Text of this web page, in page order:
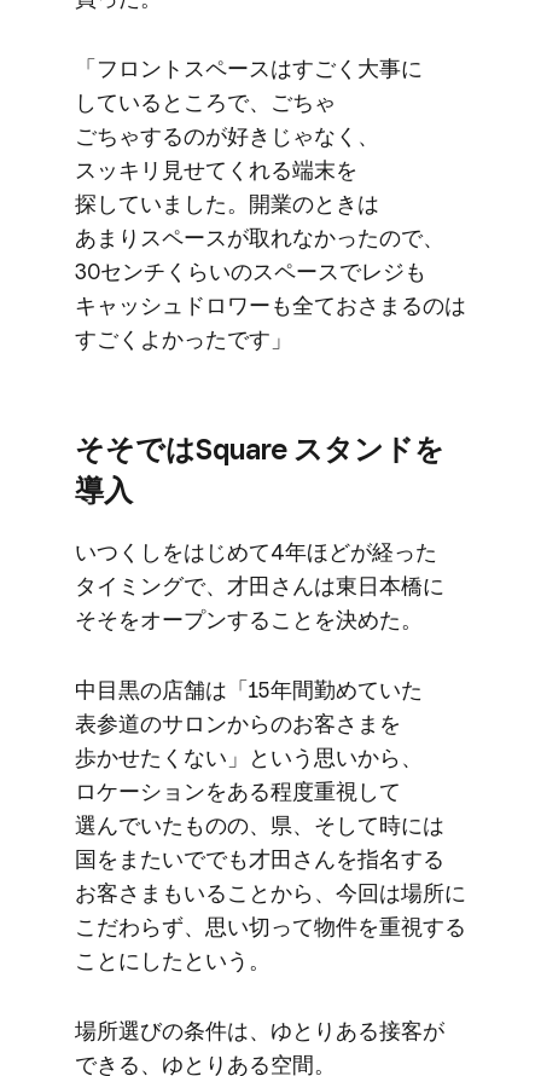
「フロントスペースは​すごく​大事に​
している​ところで、​ごちゃ​
ごちゃするのが​好きじゃなく、​
スッキリ見せてくれる​端末を​
探していました。​開業の​ときは​
あまりスペースが​取れなかったので、​
30センチくらいの​スペースで​レジも​
キャッシュドロワーも​全て​おさまるのは​
すごく​よかったです」
そそでは​Square スタンドを​
導入
いつくしを​はじめて​4年ほどが​経った​
タイミングで、​才田さんは​東日本橋に​
そそを​オープンする​ことを​決めた。
中目黒の​店舗は​「15年間​勤めて​いた​
表参道の​サロンからの​お客さまを​
歩かせたくない」と​いう​思いから、​
ロケーションを​ある​程度​重視して​
選んでいた​ものの、​県、​そして​時には​
国を​またいででも​才田さんを​指名する​
お客さまも​いる​ことから、​今回は​場所に​
こだわらず、​思い​切って​物件を​重視する​
ことに​したと​いう。
場所選びの​条件は、​ゆとりある​接客が​
できる、​ゆとり​ある​空間。​